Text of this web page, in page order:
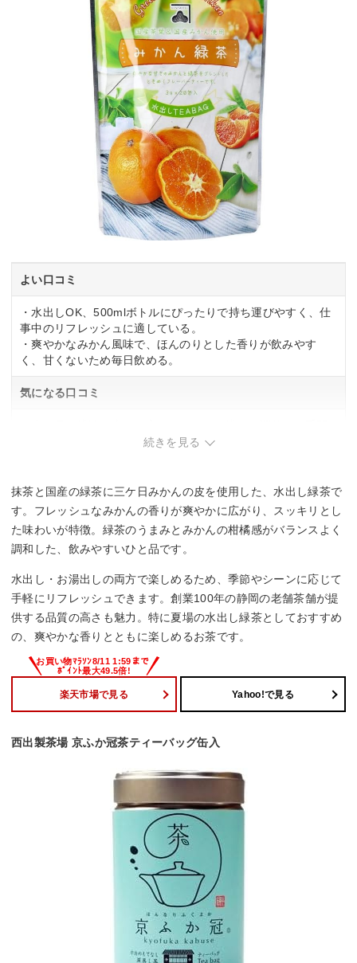
よい口コミ
・水出しOK、500mlボトルにぴったりで持ち運びやすく、仕
事中のリフレッシュに適している。
・爽やかなみかん風味で、ほんのりとした香りが飲みやす
く、甘くないため毎日飲める。
気になる口コミ
続きを見る
抹茶と国産の緑茶に三ケ日みかんの皮を使用した、水出し緑茶で
す。フレッシュなみかんの香りが爽やかに広がり、スッキリとし
た味わいが特徴。緑茶のうまみとみかんの柑橘感がバランスよく
調和した、飲みやすいひと品です。
水出し・お湯出しの両方で楽しめるため、季節やシーンに応じて
手軽にリフレッシュできます。創業100年の静岡の老舗茶舗が提
供する品質の高さも魅力。特に夏場の水出し緑茶としておすすめ
の、爽やかな香りとともに楽しめるお茶です。
楽天市場で見る Yahoo!で見る
西出製茶場 京ふか冠茶ティーバッグ缶入